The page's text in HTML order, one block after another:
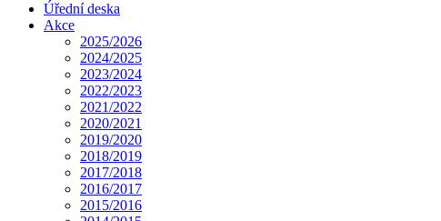
Úřední deska
Akce
2025/2026
2024/2025
2023/2024
2022/2023
2021/2022
2020/2021
2019/2020
2018/2019
2017/2018
2016/2017
2015/2016